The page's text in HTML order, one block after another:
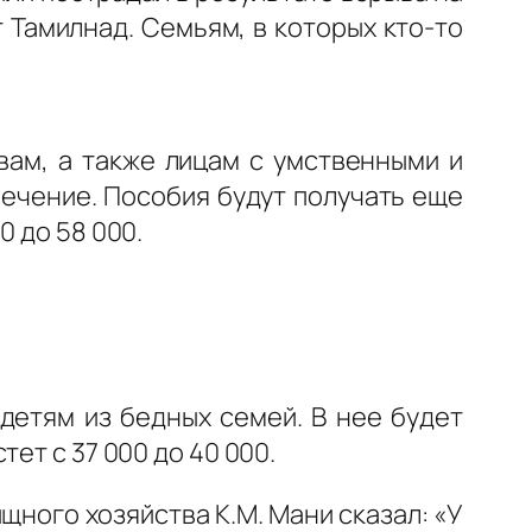
Семьям, в которых кто-то
а также лицам с умственными и
Пособия будут получать еще
до 58 000.
из бедных семей. В нее будет
с 37 000 до 40 000.
хозяйства K.M. Мани сказал: «У